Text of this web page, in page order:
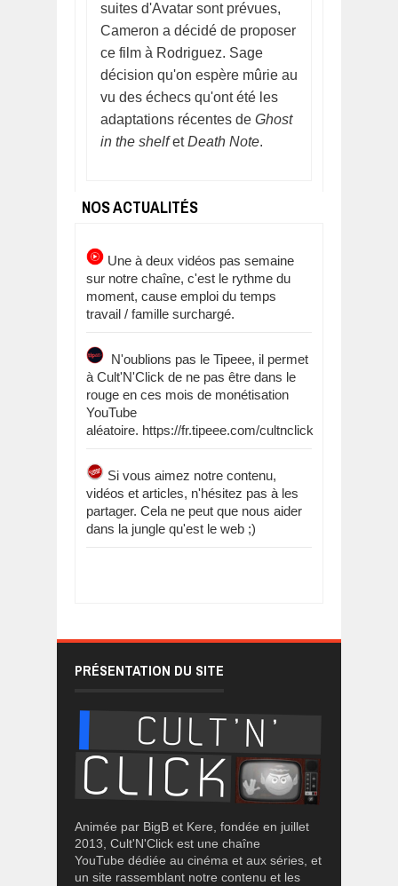
suites d'Avatar sont prévues,
Cameron a décidé de proposer
ce film à Rodriguez. Sage
décision qu'on espère mûrie au
vu des échecs qu'ont été les
adaptations récentes de Ghost
in the shelfetDeath Note.
NOS ACTUALITÉS
Une à deux vidéos pas semaine
sur notre chaîne, c'est le rythme du
moment, cause emploi du temps
travail / famille surchargé.
N'oublions pas le Tipeee, il permet
à Cult'N'Click de ne pas être dans le
rouge en ces mois de monétisation
YouTube
aléatoire. https://fr.tipeee.com/cultnclick
Si vous aimez notre contenu,
vidéos et articles, n'hésitez pas à les
partager. Cela ne peut que nous aider
dans la jungle qu'est le web ;)
PRÉSENTATION DU SITE
Animée par BigB et Kere, fondée en juillet
2013, Cult'N'Click est une chaîne
YouTube dédiée au cinéma et aux séries, et
un site rassemblant notre contenu et les